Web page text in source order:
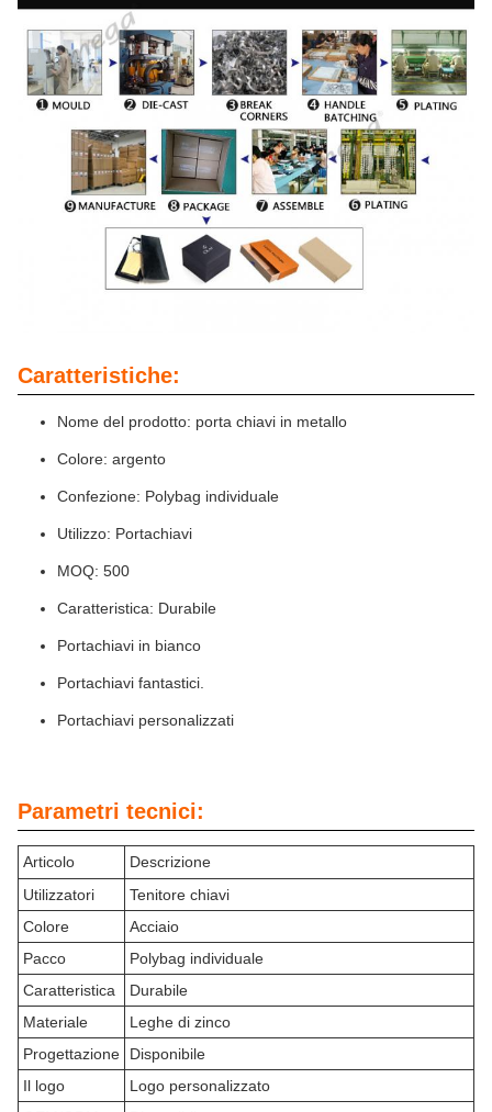
Caratteristiche:
Nome del prodotto: porta chiavi in metallo
Colore: argento
Confezione: Polybag individuale
Utilizzo: Portachiavi
MOQ: 500
Caratteristica: Durabile
Portachiavi in bianco
Portachiavi fantastici.
Portachiavi personalizzati
Parametri tecnici:
Articolo
Descrizione
Utilizzatori
Tenitore chiavi
Colore
Acciaio
Pacco
Polybag individuale
Caratteristica
Durabile
Materiale
Leghe di zinco
Progettazione
Disponibile
Il logo
Logo personalizzato